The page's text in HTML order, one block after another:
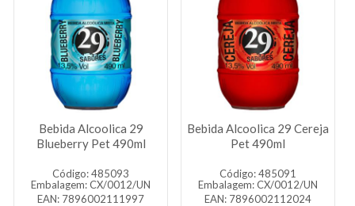
Bebida Alcoolica 29
Blueberry Pet 490ml
Código: 485093
Embalagem: CX/0012/UN
EAN: 7896002111997
Bebida Alcoolica 29 Cereja
Pet 490ml
Código: 485091
Embalagem: CX/0012/UN
EAN: 7896002112024